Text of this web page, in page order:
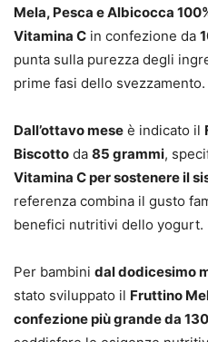
Mela, Pesca e Albicocca
Vitamina C in confezione da
punta sulla purezza degli
prime fasi dello svezzamento.
Dall’ottavo mese è indicato il
Biscotto da 85 grammi,
Vitamina C per sostenere il
referenza combina il gusto
benefici nutritivi dello yogurt.
Per bambini dal dodicesimo
stato sviluppato il Fruttino
confezione più grande da